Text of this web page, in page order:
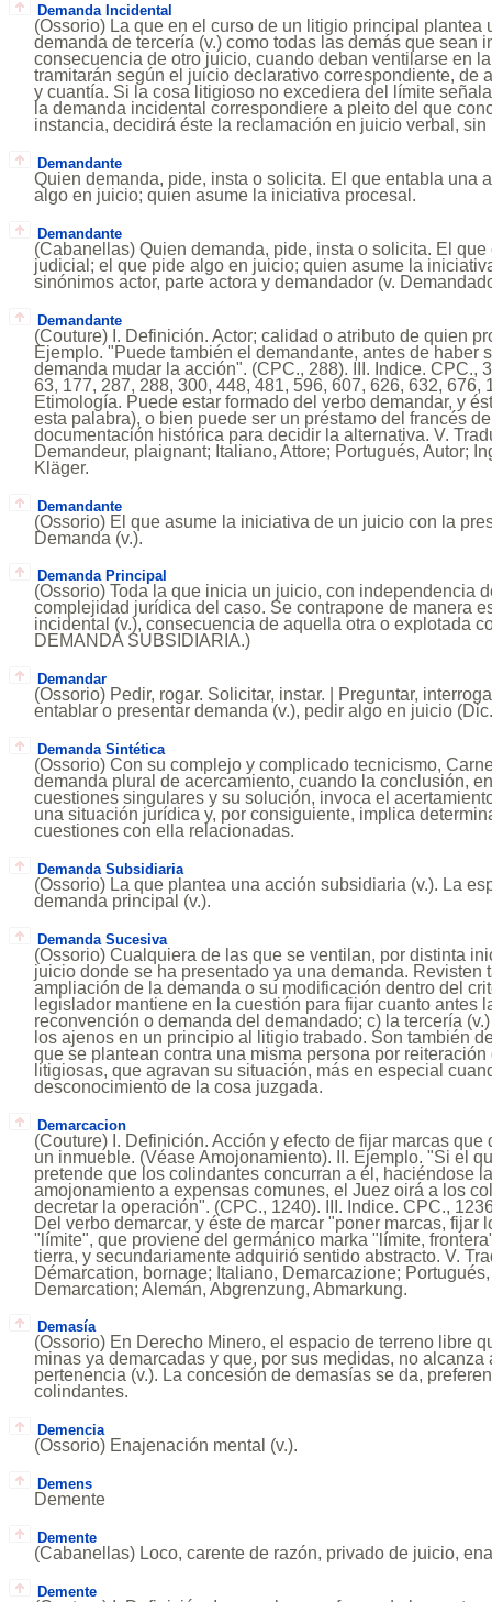
Demanda Incidental
(Ossorio) La que en el curso de un litigio principal plantea
demanda de tercería (v.) como todas las demás que sean
consecuencia de otro juicio, cuando deban ventilarse en
tramitarán según el juicio declarativo correspondiente, de
y cuantía. Si la cosa litigioso no excediera del límite
la demanda incidental correspondiere a pleito del que
instancia, decidirá éste la reclamación en juicio verbal, sin
Demandante
Quien demanda, pide, insta o solicita. El que entabla una
algo en juicio; quien asume la iniciativa procesal.
Demandante
(Cabanellas) Quien demanda, pide, insta o solicita. El
judicial; el que pide algo en juicio; quien asume la
sinónimos actor, parte actora y demandador (v.
Demandante
(Couture) I. Definición. Actor; calidad o atributo de quien
Ejemplo. "Puede también el demandante, antes de haber
demanda mudar la acción". (CPC., 288). III. Indice. CPC.,
63, 177, 287, 288, 300, 448, 481, 596, 607, 626, 632, 676,
Etimología. Puede estar formado del verbo demandar, y
esta palabra), o bien puede ser un préstamo del francés
documentación histórica para decidir la alternativa. V.
Demandeur, plaignant; Italiano, Attore; Portugués, Autor;
Kläger.
Demandante
(Ossorio) El que asume la iniciativa de un juicio con la
Demanda (v.).
Demanda Principal
(Ossorio) Toda la que inicia un juicio, con independencia
complejidad jurídica del caso. Se contrapone de manera
incidental (v.), consecuencia de aquella otra o explotada
DEMANDA SUBSIDIARIA.)
Demandar
(Ossorio) Pedir, rogar. Solicitar, instar. | Preguntar,
entablar o presentar demanda (v.), pedir algo en juicio
Demanda Sintética
(Ossorio) Con su complejo y complicado tecnicismo,
demanda plural de acercamiento, cuando la conclusión,
cuestiones singulares y su solución, invoca el
una situación jurídica y, por consiguiente, implica
cuestiones con ella relacionadas.
Demanda Subsidiaria
(Ossorio) La que plantea una acción subsidiaria (v.). La
demanda principal (v.).
Demanda Sucesiva
(Ossorio) Cualquiera de las que se ventilan, por distinta
juicio donde se ha presentado ya una demanda. Revisten
ampliación de la demanda o su modificación dentro del
legislador mantiene en la cuestión para fijar cuanto antes
reconvención o demanda del demandado; c) la tercería
los ajenos en un principio al litigio trabado. Son también
que se plantean contra una misma persona por
litigiosas, que agravan su situación, más en especial
desconocimiento de la cosa juzgada.
Demarcacion
(Couture) I. Definición. Acción y efecto de fijar marcas
un inmueble. (Véase Amojonamiento). II. Ejemplo. "Si el
pretende que los colindantes concurran a él, haciéndose
amojonamiento a expensas comunes, el Juez oirá a los
decretar la operación". (CPC., 1240). III. Indice. CPC.,
Del verbo demarcar, y éste de marcar "poner marcas, fijar
"límite", que proviene del germánico marka "límite,
tierra, y secundariamente adquirió sentido abstracto. V.
Démarcation, bornage; Italiano, Demarcazione;
Demarcation; Alemán, Abgrenzung, Abmarkung.
Demasía
(Ossorio) En Derecho Minero, el espacio de terreno libre
minas ya demarcadas y que, por sus medidas, no alcanza
pertenencia (v.). La concesión de demasías se da,
colindantes.
Demencia
(Ossorio) Enajenación mental (v.).
Demens
Demente
Demente
(Cabanellas) Loco, carente de razón, privado de juicio,
Demente